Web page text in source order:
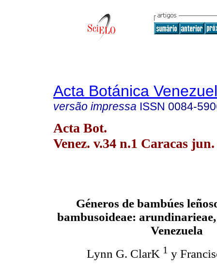
Acta Botánica
versão impressa ISSN 0084-
Acta Bot.
Venez. v.34 n.1 Caracas jun.
Géneros de bambúes
bambusoideae:
Venezuela
Lynn G. ClarK 1 y